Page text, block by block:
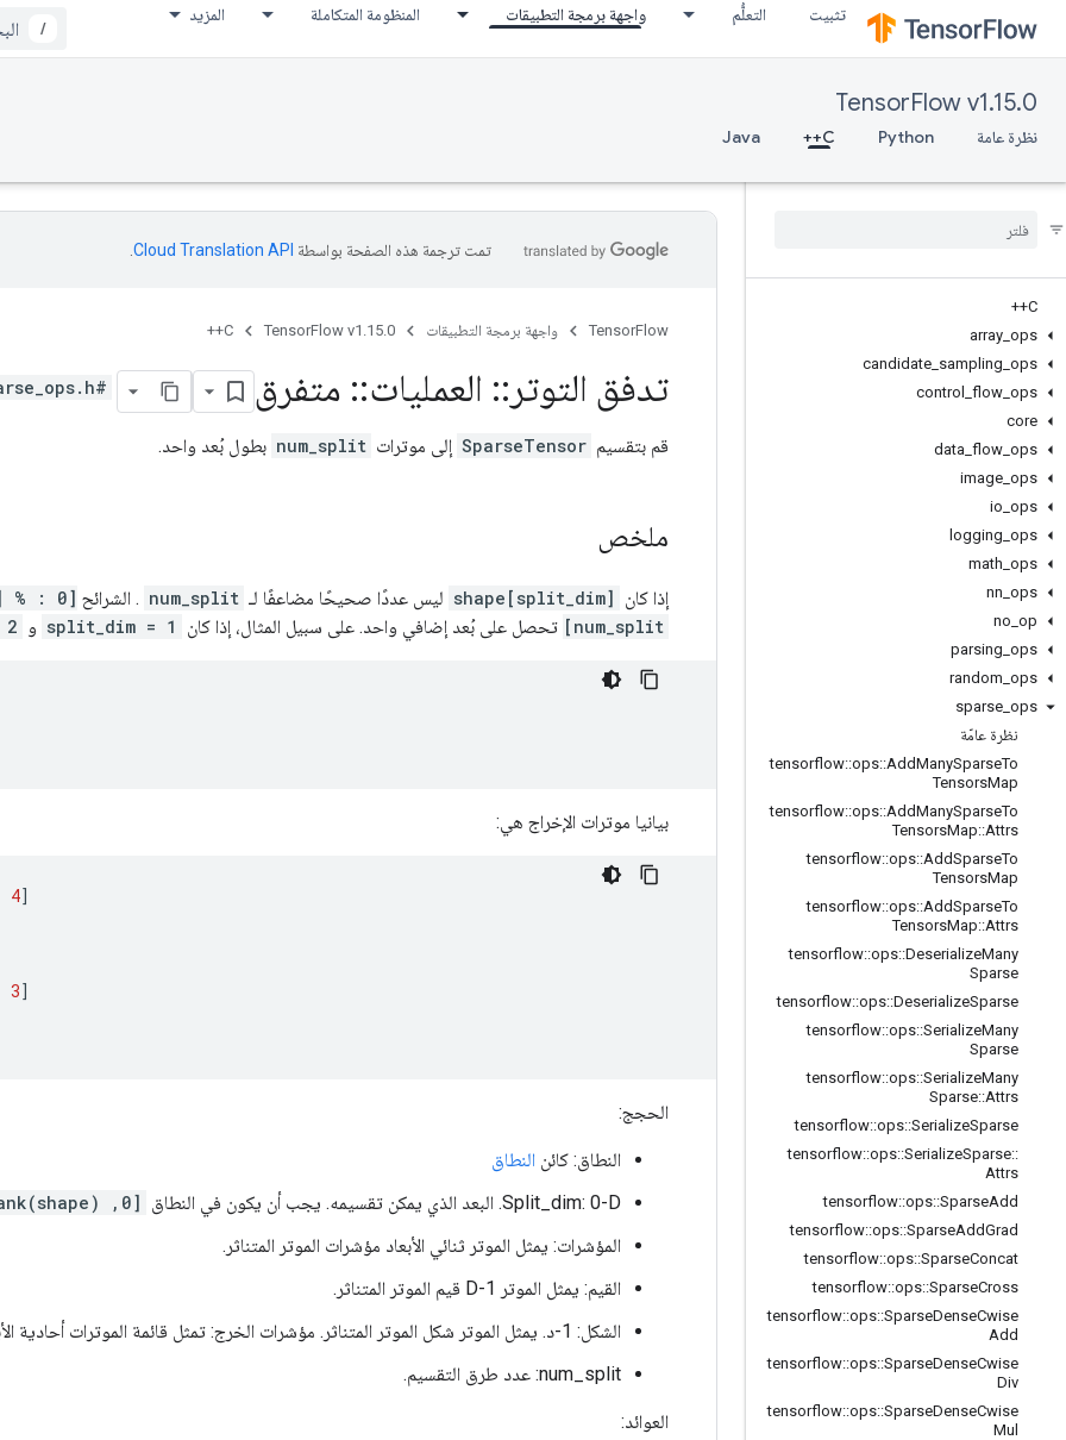
تثبيت التعلُّم واجهة برمجة التطبيقات المنظومة المتكاملة المزيد
/
TensorFlow v1.15.0
نظرة عامة Python
C++
Java
C++
array ops
candidate sampling ops
control
flow ops
core
data flow ops
image ops
io ops
logging ops
math ops
nn ops
no op
parsing ops
random ops
sparse ops
نظرة عامّة
tensorflow::ops::AddManySparseTo
TensorsMap
tensorflow::ops::AddManySparseTo
TensorsMap::Attrs
tensorflow::ops::AddSparseTo
TensorsMap
tensorflow::ops::AddSparseTo
TensorsMap::Attrs
tensorflow::ops::DeserializeMany
Sparse
tensorflow::ops::DeserializeSparse
tensorflow::ops::SerializeMany
Sparse
tensorflow::ops::SerializeMany
Sparse::Attrs
tensorflow::ops::SerializeSparse
tensorflow::ops::SerializeSparse::
Attrs
tensorflow::ops::SparseAdd
tensorflow::ops::SparseAddGrad
tensorflow::ops::SparseConcat
tensorflow::ops::SparseCross
tensorflow::ops::SparseDenseCwise
Add
tensorflow::ops::SparseDenseCwise
Div
tensorflow::ops::SparseDenseCwise
Mul
تمت ترجمة هذه الصفحة بواسطة Cloud Translation API‏
TensorFlow واجهة برمجة التطبيقات TensorFlow v1.15.0
C++
تدفق التوتر :: العمليات:: متفرق #include <sparse_ops.h>
قم بتقسيم SparseTensor إلى موترات num_split بطول بُعد واحد.
ملخص
إذا كان shape[split_dim] ليس عددًا صحيحًا مضاعفًا لـ num_split . الشرائح
%
num_split]
تحصل على بُعد إضافي واحد. على سبيل المثال، إذا كان split_dim = 1 و 2
بيانيا موترات الإخراج هي:
4]
3]
الحجج:
النطاق: كائن النطاق
Split_dim: 0-D. البعد الذي يمكن تقسيمه. يجب أن يكون في النطاق
[0, rank(shape))
المؤشرات: يمثل الموتر ثنائي الأبعاد مؤشرات الموتر المتناثر.
القيم: يمثل الموتر 1-D قيم الموتر المتناثر.
الشكل: 1-د. يمثل الموتر شكل الموتر المتناثر. مؤشرات الخرج: تمثل قائمة الموترات أحادية الأبعاد مؤشرات الخرج المتناثر.
num_split: عدد طرق التقسيم.
العوائد: